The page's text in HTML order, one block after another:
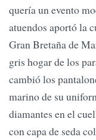
quería un evento
atuendos aportó la
Gran Bretaña de
gris hogar de los
cambió los
marino de su
diamantes en el
con capa de seda